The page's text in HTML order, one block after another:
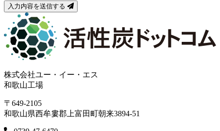
入力内容を送信する
株式会社ユー・イー・エス
和歌山工場
〒649-2105
和歌山県西牟婁郡上富田町朝来3894-51